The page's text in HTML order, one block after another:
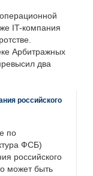
IT-компания
Арбитражных
два
российского
по
ФСБ)
российского
может быть